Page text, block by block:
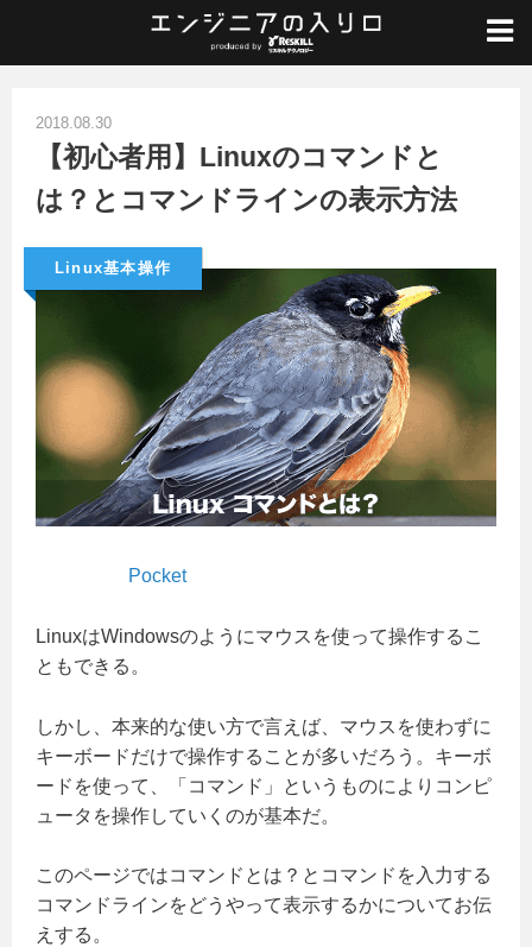
Linux入門/ Linux基本操作/
【初心者用】Linuxのコマンドとは？とコマンドラインの表示方法
2018.08.30
【初心者用】Linuxのコマンドと
は？とコマンドラインの表示方法
Linux基本操作
Pocket
LinuxはWindowsのようにマウスを使って操作するこ
ともできる。
しかし、本来的な使い方で言えば、マウスを使わずに
キーボードだけで操作することが多いだろう。キーボ
ードを使って、「コマンド」というものによりコンピ
ュータを操作していくのが基本だ。
このページではコマンドとは？とコマンドを入力する
コマンドラインをどうやって表示するかについてお伝
えする。